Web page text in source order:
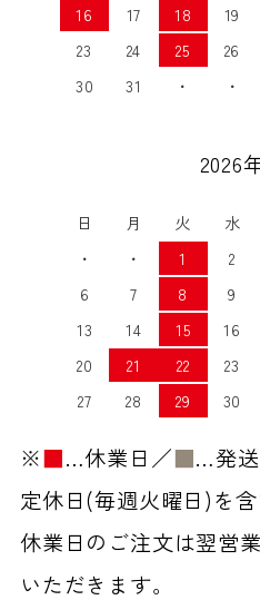
16
17 18 19
23
24 25 26
30
31 ・ ・
2026
日 月 火 水
・
・ 1 2
6
7 8 9
13
14 15 16
20
21 22 23
27
28 29 30
※■…休業日／■…発送
定休日(毎週火曜日)を
休業日のご注文は翌営
いただきます。